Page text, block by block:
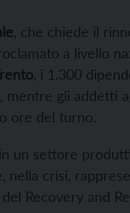
, che chiede il
a livello
, i 1.300
, mentre gli addetti
ore del turno.
, in un settore
nella crisi,
Recovery and